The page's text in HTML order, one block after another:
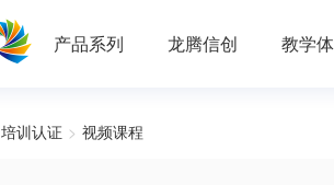
产品系列 龙腾信创 教学
培训认证 > 视频课程